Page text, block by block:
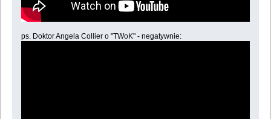
ps. Doktor Angela Collier o "TWoK" - negatywnie: